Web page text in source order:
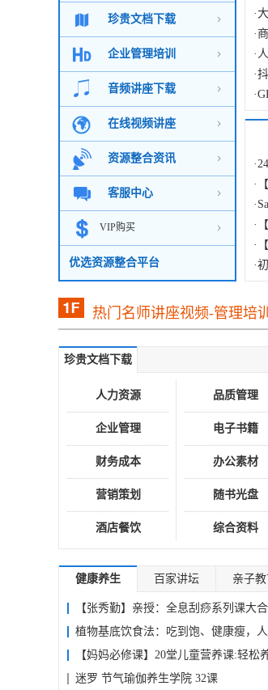
珍贵文档下载
企业管理培训
音频讲座下载
在线视频讲座
资源整合资讯
客服中心
VIP购买
优选资源整合平台
·
·
·
·
·
·
·
·
·
·
·
·
·
·
·
·
·
·
·
·
·
·
·
·
·
·
·
池
·
·
·
·
·
·
·
热门名师讲座视频-管理培
珍贵文档下载
人力资源
企业管理
财务成本
营销策划
酒店餐饮
品质管理
电子书籍
办公素材
随书光盘
综合资料
健康养生 百家讲坛 亲子
【张秀勤】亲授：全息刮痧系列课大
植物基底饮食法：吃到饱、健康瘦，
都...
【妈妈必修课】20堂儿童营养课:轻松
健...
迷罗 节气瑜伽养生学院 32课